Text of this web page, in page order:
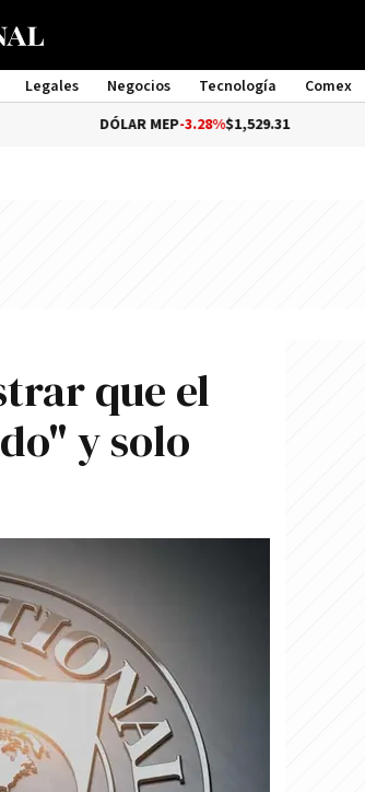
Legales Negocios Tecnología
Comex
DÓLAR MEP-3.28%$1,529.31
que el
y solo